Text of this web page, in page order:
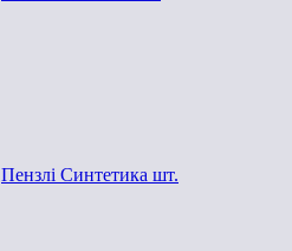
Пензлі Синтетика шт.